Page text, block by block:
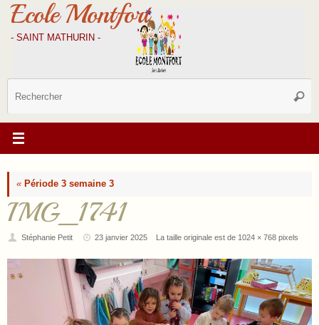
Passer
contenu
Ecole Montfort
- SAINT MATHURIN -
« Période 3 semaine 3
IMG_1741
Stéphanie Petit 23 janvier 2025 La taille originale est de 1024 × 768 pixels